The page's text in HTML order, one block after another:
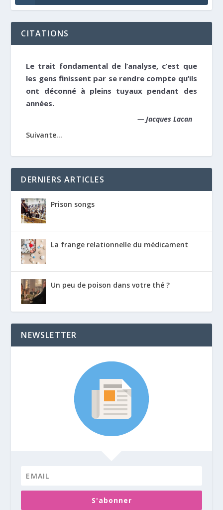
CITATIONS
Le trait fondamental de l’analyse, c’est que
les gens finissent par se rendre compte qu’ils
ont déconné à pleins tuyaux pendant des
années.
— Jacques Lacan
Suivante...
DERNIERS ARTICLES
Prison songs
La frange relationnelle du médicament
Un peu de poison dans votre thé ?
NEWSLETTER
S'abonner